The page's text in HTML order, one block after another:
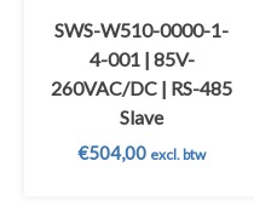
SWS-W510-0000-1-
4-001 | 85V-
260VAC/DC | RS-485
Slave
€504,00 excl. btw